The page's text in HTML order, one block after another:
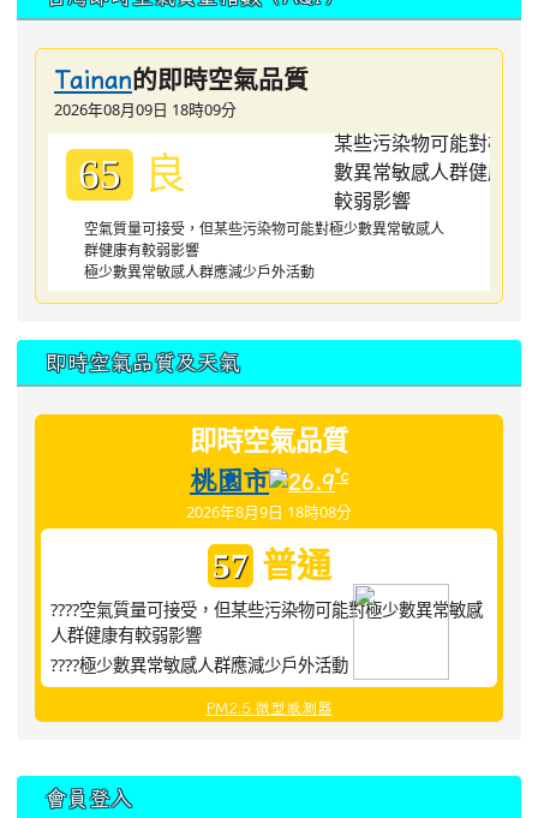
Tainan的即時空氣品質
2026年08月09日 18時09分
65 良
空氣質量可接受，但某些污染物可能對極少數異常敏感人
群健康有較弱影響
極少數異常敏感人群應減少戶外活動
即時空氣品質及天氣
即時空氣品質
桃園市 26.9°c
2026年8月9日 18時08分
57 普通
????空氣質量可接受，但某些污染物可能對極少數異常敏感
人群健康有較弱影響
????極少數異常敏感人群應減少戶外活動
PM2.5 微型感測器
會員登入